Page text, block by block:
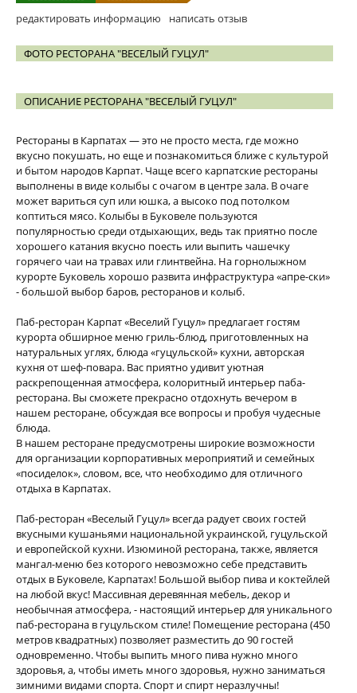
редактировать информацию написать отзыв
ФОТО РЕСТОРАНА "ВЕСЕЛЫЙ ГУЦУЛ"
ОПИСАНИЕ РЕСТОРАНА "ВЕСЕЛЫЙ ГУЦУЛ"
Рестораны в Карпатах — это не просто места, где можно
вкусно покушать, но еще и познакомиться ближе с культурой
и бытом народов Карпат. Чаще всего карпатские рестораны
выполнены в виде колыбы с очагом в центре зала. В очаге
может вариться суп или юшка, а высоко под потолком
коптиться мясо. Колыбы в Буковеле пользуются
популярностью среди отдыхающих, ведь так приятно после
хорошего катания вкусно поесть или выпить чашечку
горячего чаи на травах или глинтвейна. На горнолыжном
курорте Буковель хорошо развита инфраструктура «апре-ски»
- большой выбор баров, ресторанов и колыб.
Паб-ресторан Карпат «Веселий Гуцул» предлагает гостям
курорта обширное меню гриль-блюд, приготовленных на
натуральных углях, блюда «гуцульской» кухни, авторская
кухня от шеф-повара. Вас приятно удивит уютная
раскрепощенная атмосфера, колоритный интерьер паба-
ресторана. Вы сможете прекрасно отдохнуть вечером в
нашем ресторане, обсуждая все вопросы и пробуя чудесные
блюда.
В нашем ресторане предусмотрены широкие возможности
для организации корпоративных мероприятий и семейных
«посиделок», словом, все, что необходимо для отличного
отдыха в Карпатах.
Паб-ресторан «Веселый Гуцул» всегда радует своих гостей
вкусными кушаньями национальной украинской, гуцульской
и европейской кухни. Изюминой ресторана, также, является
мангал-меню без которого невозможно себе представить
отдых в Буковеле, Карпатах! Большой выбор пива и коктейлей
на любой вкус! Массивная деревянная мебель, декор и
необычная атмосфера, - настоящий интерьер для уникального
паб-ресторана в гуцульском стиле! Помещение ресторана (450
метров квадратных) позволяет разместить до 90 гостей
одновременно. Чтобы выпить много пива нужно много
здоровья, а, чтобы иметь много здоровья, нужно заниматься
зимними видами спорта. Спорт и спирт неразлучны!